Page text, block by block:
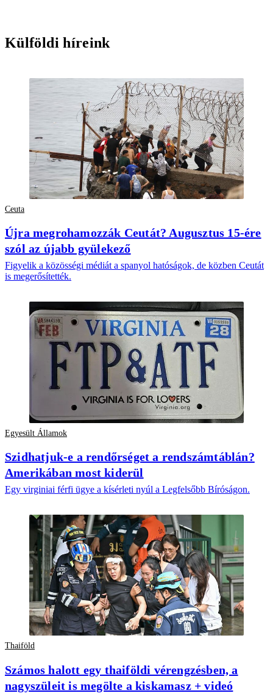
Külföldi híreink
Ceuta
Újra megrohamozzák Ceutát? Augusztus 15-ére
szól az újabb gyülekező
Figyelik a közösségi médiát a spanyol hatóságok, de közben Ceutát
is megerősítették.
Egyesült Államok
Szidhatjuk-e a rendőrséget a rendszámtáblán?
Amerikában most kiderül
Egy virginiai férfi ügye a kísérleti nyúl a Legfelsőbb Bíróságon.
Thaiföld
Számos halott egy thaiföldi vérengzésben, a
nagyszüleit is megölte a kiskamasz + videó